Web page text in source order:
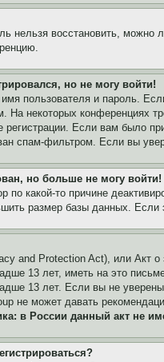
нельзя восстановить,
но не могу войти!
пользователя и пароль.
На некоторых конференциях
регистрации. Если вам было
спам-фильтром. Если вы
но больше не могу войти!
по какой-то причине
размер базы данных. Если
and Protection Act), или Акт
13 лет, иметь на это
13 лет. Если вы не
не может давать
в России данный акт не